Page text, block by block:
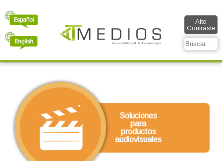
Alto
Contraste
Soluciones
para
productos
audiovisuales